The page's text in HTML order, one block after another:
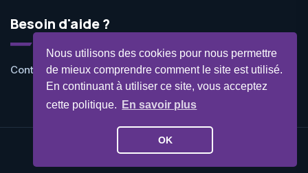
Nous utilisons des cookies pour nous permettre
de mieux comprendre comment le site est utilisé.
En continuant à utiliser ce site, vous acceptez
cette politique.
En savoir plus
OK
Besoin d'aide ?
Contactez-nous
©Geekit 2026 - Tous droits réservés